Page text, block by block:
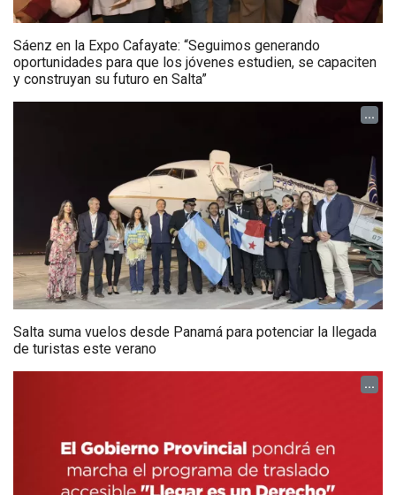
Sáenz en la Expo Cafayate: “Seguimos generando
oportunidades para que los jóvenes estudien, se capaciten
y construyan su futuro en Salta”
...
Salta suma vuelos desde Panamá para potenciar la llegada
de turistas este verano
...